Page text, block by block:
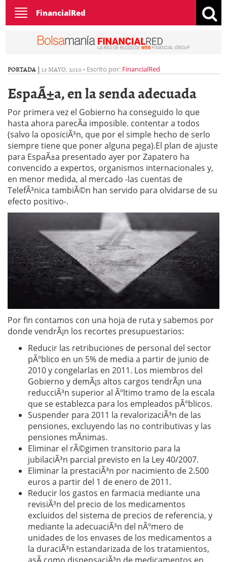
Toggle
navigation
FinancialRed
PORTADA | 13 MAYO, 2010- Escrito por: FinancialRed
EspaÃ±a, en la senda adecuada
Por primera vez el Gobierno ha conseguido lo que
hasta ahora parecÃ­a imposible. contentar a todos
(salvo la oposiciÃ³n, que por el simple hecho de serlo
siempre tiene que poner alguna pega).El plan de ajuste
para EspaÃ±a presentado ayer por Zapatero ha
convencido a expertos, organismos internacionales y,
en menor medida, al mercado -las cuentas de
TelefÃ³nica tambiÃ©n han servido para olvidarse de su
efecto positivo-.
Por fin contamos con una hoja de ruta y sabemos por
donde vendrÃ¡n los recortes presupuestarios:
Reducir las retribuciones de personal del sector
pÃºblico en un 5% de media a partir de junio de
2010 y congelarlas en 2011. Los miembros del
Gobierno y demÃ¡s altos cargos tendrÃ¡n una
reducciÃ³n superior al Ãºltimo tramo de la escala
que se establezca para los empleados pÃºblicos.
Suspender para 2011 la revalorizaciÃ³n de las
pensiones, excluyendo las no contributivas y las
pensiones mÃ­nimas.
Eliminar el rÃ©gimen transitorio para la
jubilaciÃ³n parcial previsto en la Ley 40/2007.
Eliminar la prestaciÃ³n por nacimiento de 2.500
euros a partir del 1 de enero de 2011.
Reducir los gastos en farmacia mediante una
revisiÃ³n del precio de los medicamentos
excluidos del sistema de precios de referencia, y
mediante la adecuaciÃ³n del nÃºmero de
unidades de los envases de los medicamentos a
la duraciÃ³n estandarizada de los tratamientos,